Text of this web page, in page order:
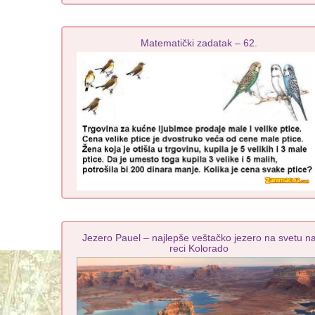
Matematički zadatak – 62.
Jezero Pauel – najlepše veštačko jezero na svetu
reci Kolorado